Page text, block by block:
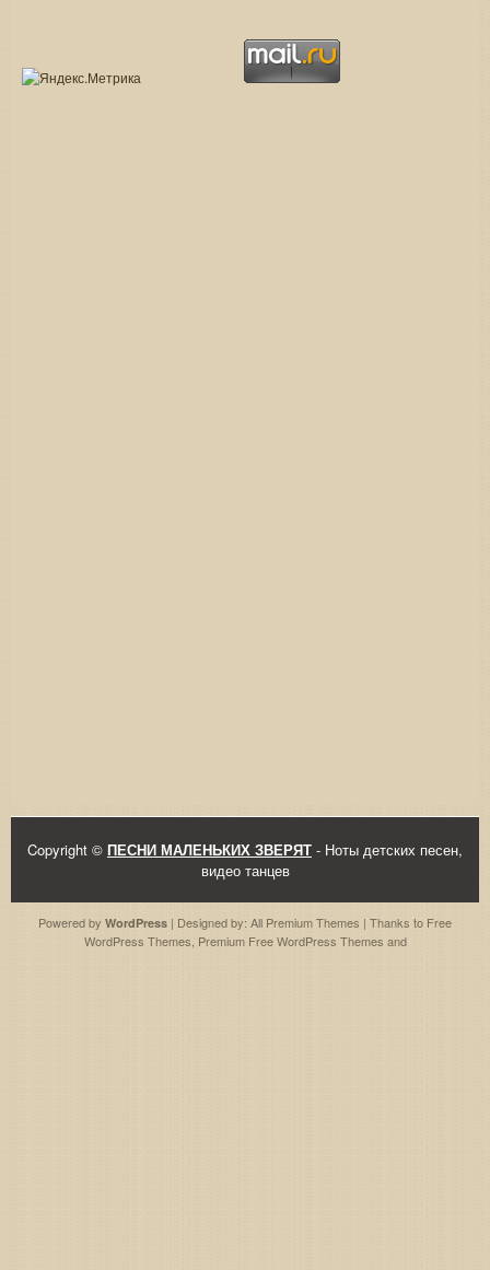
Copyright © ПЕСНИ МАЛЕНЬКИХ ЗВЕРЯТ - Ноты детских песен,
видео танцев
Powered by WordPress | Designed by: All Premium Themes | Thanks to Free
WordPress Themes Premium Free WordPress Themes and